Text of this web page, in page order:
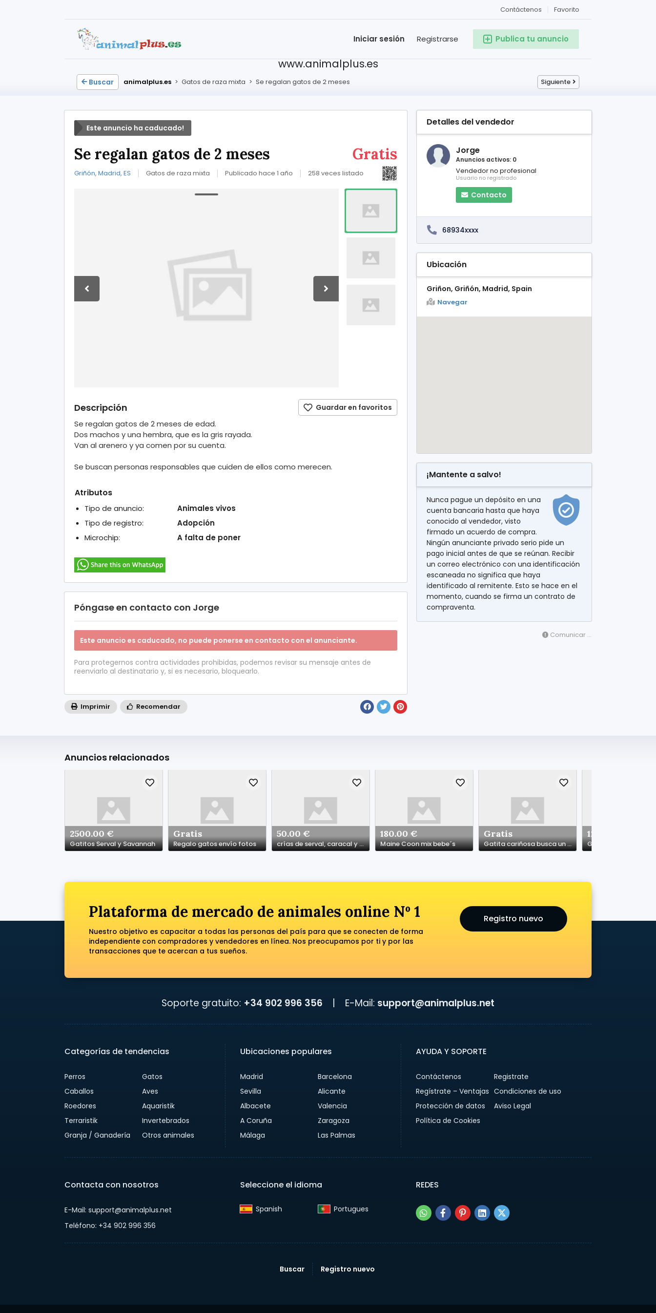
Favorito
Contáctenos
Publica tu anuncio
Registrarse
Iniciar sesión
www.animalplus.es
Buscar animalplus.es > Gatos de raza mixta > Se regalan gatos de 2 meses Siguiente
Este anuncio ha caducado!
Gratis
Se regalan gatos de 2 meses
Griñón, Madrid, ES Gatos de raza mixta Publicado hace 1 año 258 veces listado
Guardar en favoritos
Descripción
Se regalan gatos de 2 meses de edad.
Dos machos y una hembra, que es la gris rayada.
Van al arenero y ya comen por su cuenta.
Se buscan personas responsables que cuiden de ellos como merecen.
Atributos
Tipo de anuncio:
Animales vivos
Tipo de registro:
Adopción
Microchip:
A falta de poner
Póngase en contacto con Jorge
Este anuncio es caducado, no puede ponerse en contacto con el anunciante.
Para protegernos contra actividades prohibidas, podemos revisar su mensaje antes de
reenviarlo al destinatario y, si es necesario, bloquearlo.
Imprimir Recomendar
Detalles del vendedor
Jorge
Anuncios activos: 0
Vendedor no profesional
Usuario no registrado
Contacto
68934xxxx
Ubicación
Griñon, Griñón, Madrid, Spain
Navegar
¡Mantente a salvo!
Nunca pague un depósito en una
cuenta bancaria hasta que haya
conocido al vendedor, visto
firmado un acuerdo de compra.
Ningún anunciante privado serio pide un
pago inicial antes de que se reúnan. Recibir
un correo electrónico con una identificación
escaneada no significa que haya
identificado al remitente. Esto se hace en el
momento, cuando se firma un contrato de
compraventa.
Comunicar ...
Anuncios relacionados
2500.00 €
Gatitos Serval y Savannah
Gratis
Regalo gatos envío fotos
50.00 €
crías de serval, caracal y savannah
180.00 €
Maine Coon mix bebe´s
Gratis
Gatita cariñosa busca un hogar responsable.
120.00 €
Plataforma de mercado de animales online Nº 1
Nuestro objetivo es capacitar a todas las personas del país para que se conecten de forma
independiente con compradores y vendedores en línea. Nos preocupamos por ti y por las
transacciones que te acercan a tus sueños.
Registro nuevo
Soporte gratuito: +34 902 996 356 E-Mail: support@animalplus.net
Categorías de tendencias
Perros
Gatos
Caballos
Aves
Roedores
Aquaristik
Terraristik
Invertebrados
Granja / Ganadería
Otros animales
Ubicaciones populares
Madrid
Barcelona
Sevilla
Alicante
Albacete
Valencia
A Coruña
Zaragoza
Málaga
Las Palmas
AYUDA Y SOPORTE
Contáctenos
Registrate
Regístrate – Ventajas Condiciones de uso
Protección de datos
Aviso Legal
Política de Cookies
Contacta con nosotros
E-Mail: support@animalplus.net
Teléfono: +34 902 996 356
Seleccione el idioma
Spanish‎ Portugues‎
REDES
Buscar Registro nuevo